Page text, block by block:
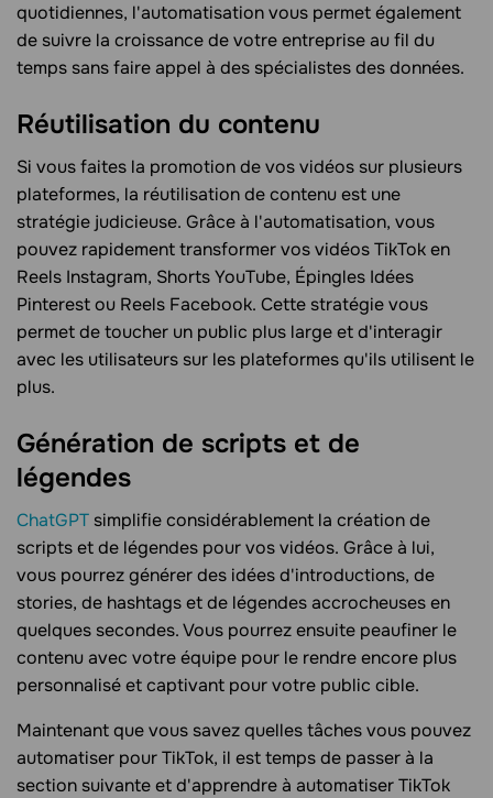
quotidiennes, l'automatisation vous permet également
de suivre la croissance de votre entreprise au fil du
temps sans faire appel à des spécialistes des données.
Réutilisation du contenu
Si vous faites la promotion de vos vidéos sur plusieurs
plateformes, la réutilisation de contenu est une
stratégie judicieuse. Grâce à l'automatisation, vous
pouvez rapidement transformer vos vidéos TikTok en
Reels Instagram, Shorts YouTube, Épingles Idées
Pinterest ou Reels Facebook. Cette stratégie vous
permet de toucher un public plus large et d'interagir
avec les utilisateurs sur les plateformes qu'ils utilisent le
plus.
Génération de scripts et de
légendes
ChatGPT simplifie considérablement la création de
scripts et de légendes pour vos vidéos. Grâce à lui,
vous pourrez générer des idées d'introductions, de
stories, de hashtags et de légendes accrocheuses en
quelques secondes. Vous pourrez ensuite peaufiner le
contenu avec votre équipe pour le rendre encore plus
personnalisé et captivant pour votre public cible.
Maintenant que vous savez quelles tâches vous pouvez
automatiser pour TikTok, il est temps de passer à la
section suivante et d'apprendre à automatiser TikTok